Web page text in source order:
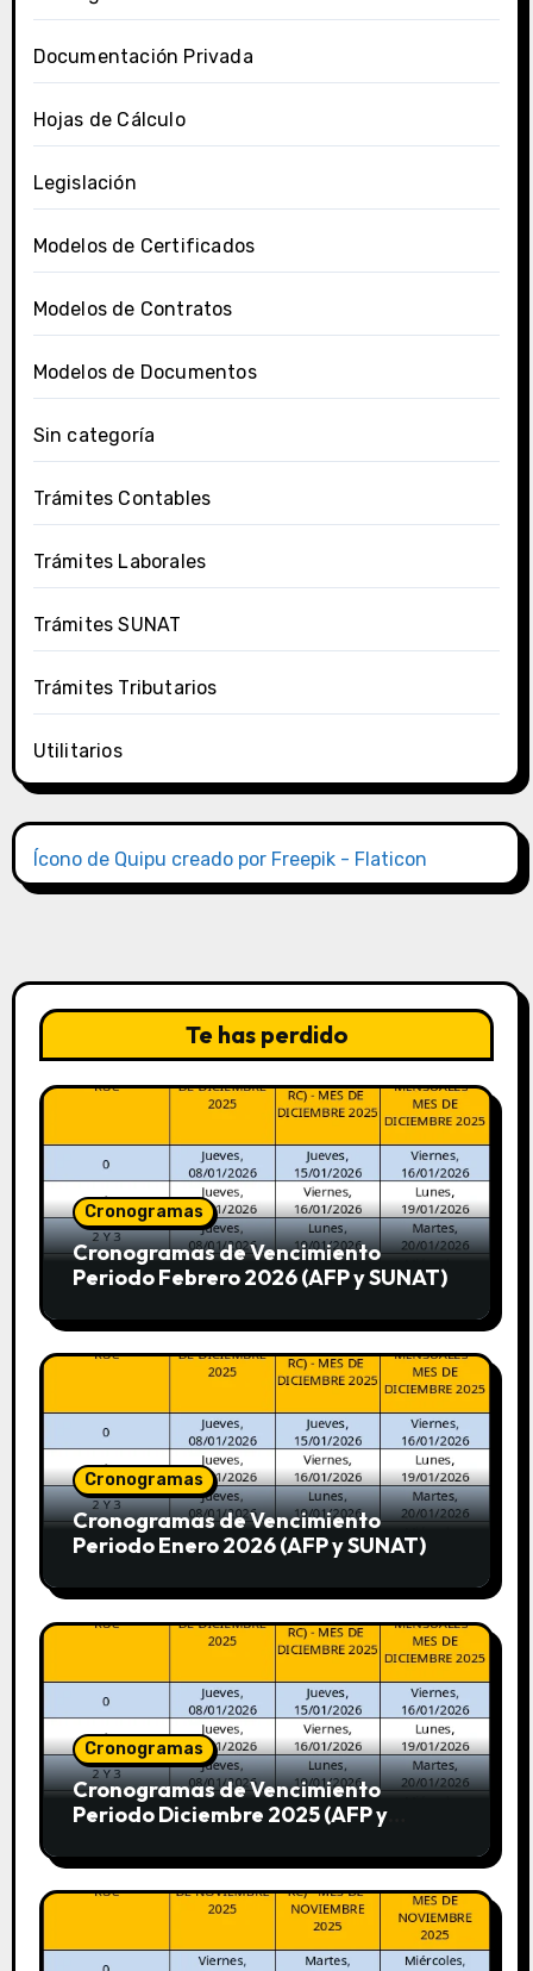
Documentación Privada
Hojas de Cálculo
Legislación
Modelos de Certificados
Modelos de Contratos
Modelos de Documentos
Sin categoría
Trámites Contables
Trámites Laborales
Trámites SUNAT
Trámites Tributarios
Utilitarios
Ícono de Quipu creado por Freepik - Flaticon
Te has perdido
Cronogramas
Cronogramas de Vencimiento
Periodo Febrero 2026 (AFP y SUNAT)
Cronogramas
Cronogramas de Vencimiento
Periodo Enero 2026 (AFP y SUNAT)
Cronogramas
Cronogramas de Vencimiento
Periodo Diciembre 2025 (AFP y